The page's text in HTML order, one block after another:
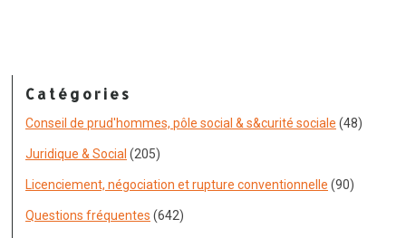
Catégories
Conseil de prud'hommes, pôle social & s&curité sociale (48)
Juridique & Social (205)
Licenciement, négociation et rupture conventionnelle (90)
Questions fréquentes (642)